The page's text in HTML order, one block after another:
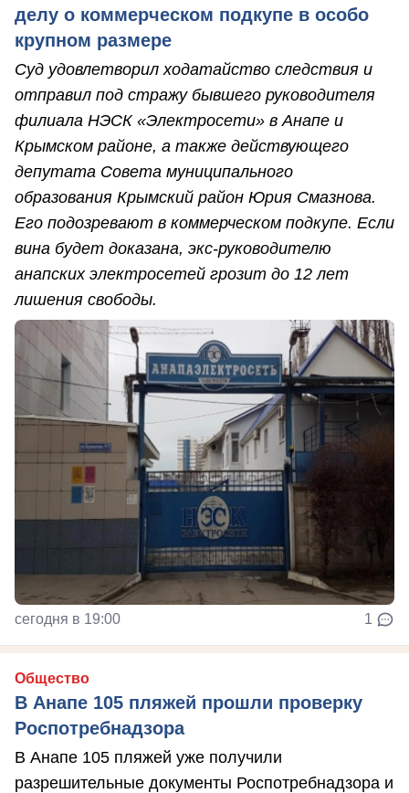
делу о коммерческом подкупе в особо
крупном размере
Суд удовлетворил ходатайство следствия и
отправил под стражу бывшего руководителя
филиала НЭСК «Электросети» в Анапе и
Крымском районе, а также действующего
депутата Совета муниципального
образования Крымский район Юрия Смазнова.
Его подозревают в коммерческом подкупе. Если
вина будет доказана, экс-руководителю
анапских электросетей грозит до 12 лет
лишения свободы.
сегодня в 19:00 1
Общество
В Анапе 105 пляжей прошли проверку
Роспотребнадзора
В Анапе 105 пляжей уже получили
разрешительные документы Роспотребнадзора и